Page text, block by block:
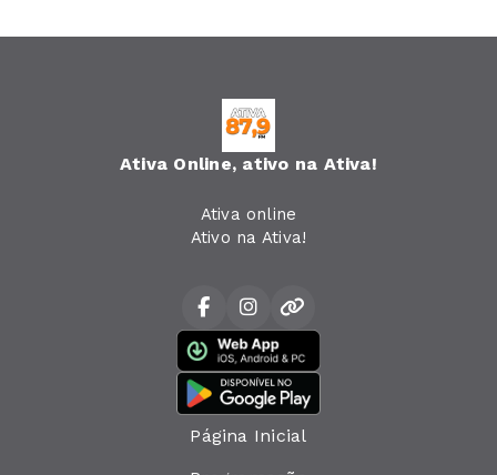
Ativa Online, ativo na Ativa!
Ativa online
Ativo na Ativa!
Página Inicial